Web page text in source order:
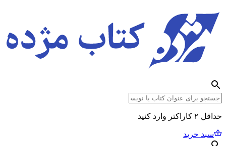
حداقل ۲ کاراکتر وارد کنید
سبد خرید